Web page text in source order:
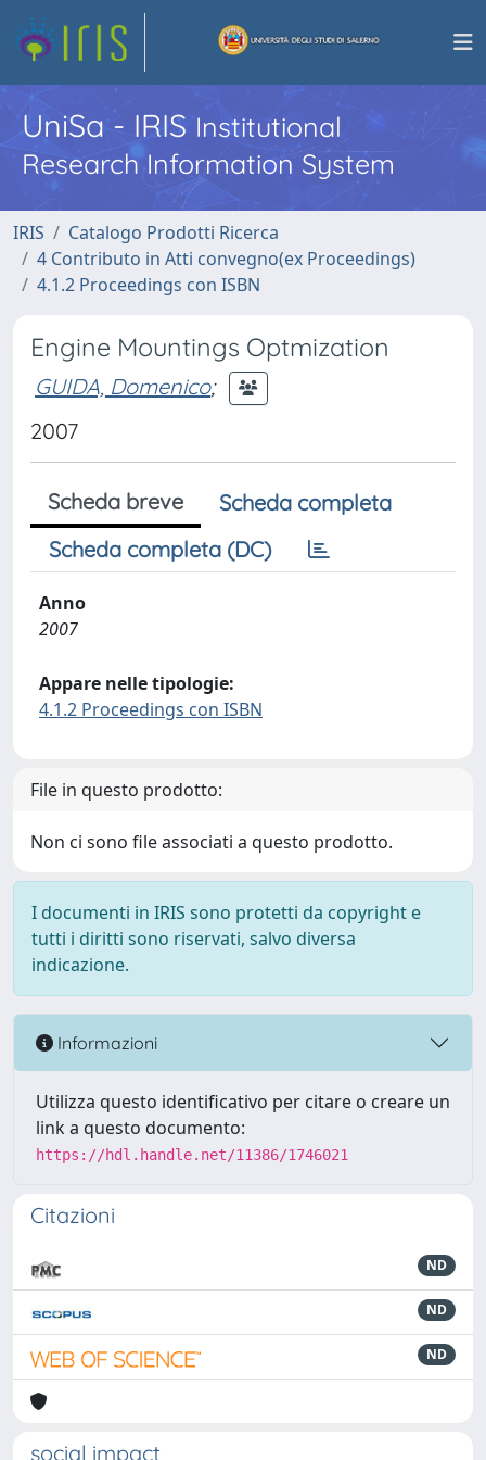
UniSa - IRISInstitutional
Research Information System
IRIS
Catalogo Prodotti Ricerca
4 Contributo in Atti convegno(ex Proceedings)
4.1.2 Proceedings con ISBN
Engine Mountings Optmization
GUIDA, Domenico;
2007
Scheda breve
Scheda completa
Scheda completa (DC)
Anno
2007
Appare nelle tipologie:
4.1.2 Proceedings con ISBN
File in questo prodotto:
Non ci sono file associati a questo prodotto.
I documenti in IRIS sono protetti da copyright e
tutti i diritti sono riservati, salvo diversa
indicazione.
Informazioni
Utilizza questo identificativo per citare o creare un
link a questo documento:
https://hdl.handle.net/11386/1746021
Citazioni
ND
ND
ND
social impact